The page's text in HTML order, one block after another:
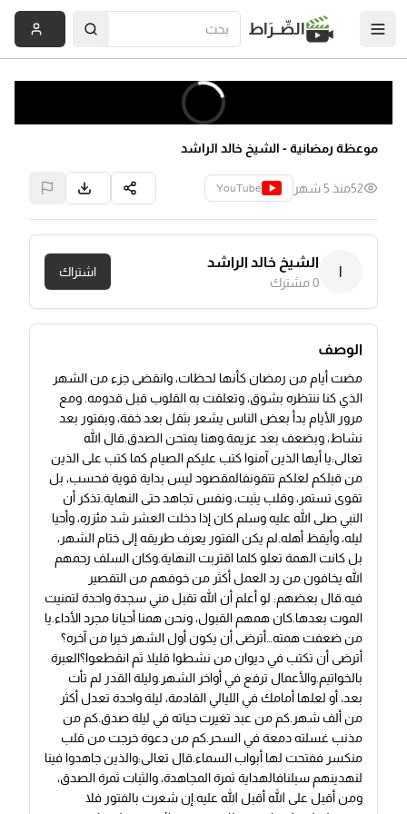
الصِّــرَاط
موعظة رمضانية - الشيخ خالد الراشد
52منذ 5 شهر YouTube
ا
الشيخ خالد الراشد
0مشترك
اشتراك
الوصف
مضت أيام من رمضان كأنها لحظات، وانقضى جزء من الشهر
الذي كنا ننتظره بشوق، وتعلقت به القلوب قبل قدومه. ومع
مرور الأيام بدأ بعض الناس يشعر بثقل بعد خفة، وبفتور بعد
نشاط، وبضعف بعد عزيمة.وهنا يمتحن الصدق.قال الله
تعالى:يا أيها الذين آمنوا كتب عليكم الصيام كما كتب على الذين
من قبلكم لعلكم تتقونفالمقصود ليس بداية قوية فحسب، بل
تقوى تستمر، وقلب يثبت، ونفس تجاهد حتى النهاية.تذكر أن
النبي صلى الله عليه وسلم كان إذا دخلت العشر شد مئزره، وأحيا
ليله، وأيقظ أهله.لم يكن الفتور يعرف طريقه إلى ختام الشهر،
بل كانت الهمة تعلو كلما اقتربت النهاية.وكان السلف رحمهم
الله يخافون من رد العمل أكثر من خوفهم من التقصير
فيه.قال بعضهم: لو أعلم أن الله تقبل مني سجدة واحدة لتمنيت
الموت بعدها.كان همهم القبول، ونحن همنا أحيانا مجرد الأداء.يا
من ضعفت همته…أترضى أن يكون أول الشهر خيرا من آخره؟
أترضى أن تكتب في ديوان من نشطوا قليلا ثم انقطعوا؟العبرة
بالخواتيم.والأعمال ترفع في أواخر الشهر.وليلة القدر لم تأت
بعد، أو لعلها أمامك في الليالي القادمة، ليلة واحدة تعدل أكثر
من ألف شهر.كم من عبد تغيرت حياته في ليلة صدق.كم من
مذنب غسلته دمعة في السحر.كم من دعوة خرجت من قلب
منكسر ففتحت لها أبواب السماء.قال تعالى:والذين جاهدوا فينا
لنهدينهم سبلنافالهداية ثمرة المجاهدة، والثبات ثمرة الصدق،
ومن أقبل على الله أقبل الله عليه.إن شعرت بالفتور فلا